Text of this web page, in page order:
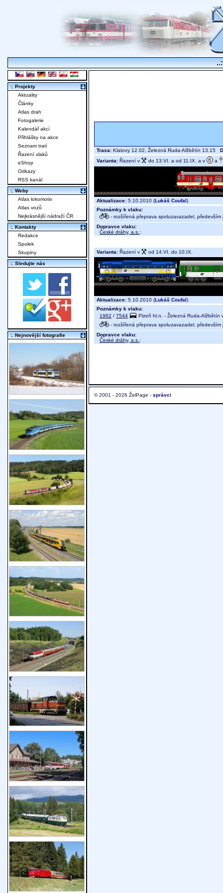
Trasa: Klatovy 12.02, Železná Ruda-Alžbětín 13.15
Varianta: Řazení v do 13.VI. a od 11.IX. a v a
Aktualizace: 5.10.2010 (Lukáš Coufal)
Poznámky k vlaku:
- rozšířená přeprava spoluzavazadel, především
Dopravce vlaku:
České dráhy, a.s. ;
Varianta: Řazení v od 14.VI. do 10.IX.
Aktualizace: 5.10.2010 (Lukáš Coufal)
Poznámky k vlaku:
1962 / 7544
Plzeň hl.n. - Železná Ruda-Alžbětín
- rozšířená přeprava spoluzavazadel, především
Dopravce vlaku:
České dráhy, a.s. ;
© 2001 - 2026 ŽelPage - správci
:. Projekty
Aktuality
Články
Atlas drah
Fotogalerie
Kalendář akcí
Přihlášky na akce
Seznam tratí
Řazení vlaků
eShop
Odkazy
RSS kanál
:. Weby
Atlas lokomotiv
Atlas vozů
Nejkrásnější nádraží ČR
:. Kontakty
Redakce
Spolek
Skupiny
:. Sledujte nás
:. Nejnovější fotografie